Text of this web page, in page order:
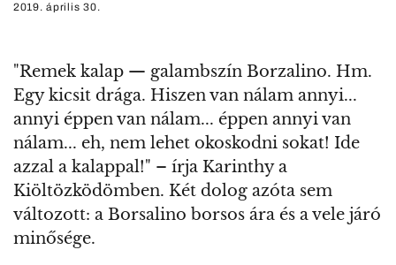
2019. április 30.
"Remek kalap — galambszín Borzalino. Hm.
Egy kicsit drága. Hiszen van nálam annyi...
annyi éppen van nálam... éppen annyi van
nálam... eh, nem lehet okoskodni sokat! Ide
azzal a kalappal!" – írja Karinthy a
Kiöltözködömben. Két dolog azóta sem
változott: a Borsalino borsos ára és a vele járó
minősége.